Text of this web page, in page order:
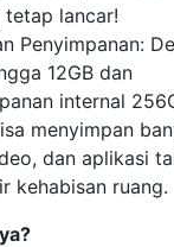
tetap lancar!
Penyimpanan:
12GB dan
internal
menyimpan
dan aplikasi
kehabisan ruang.